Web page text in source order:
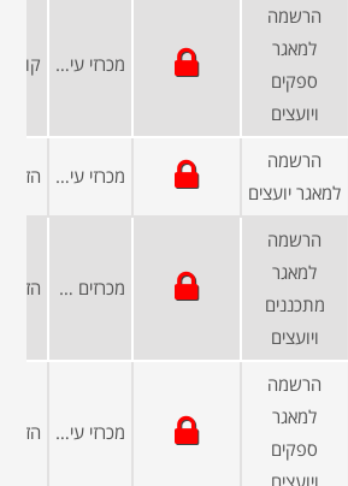
הרשמה
למאגר
ספקים
ויועצים
מכרזי עיריות ומועצות
הרשמה
למאגר יועצים
מכרזי עיריות ומועצות
הרשמה
למאגר
מתכננים
ויועצים
מכרזים פומביים
הרשמה
למאגר
ספקים
מכרזי עיריות ומועצות